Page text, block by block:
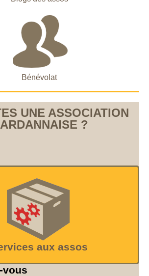
Bénévolat
UNE ASSOCIATION
?
aux assos
vous